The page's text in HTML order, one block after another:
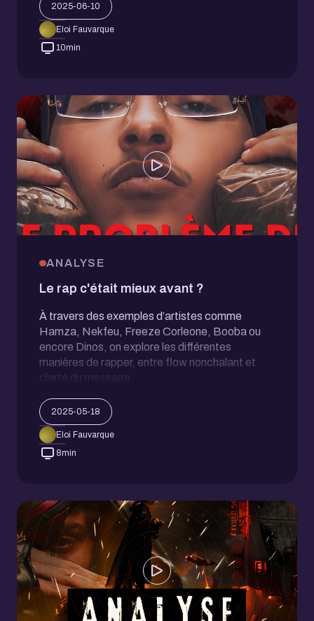
2025-06-10
Eloi Fauvarque
10min
ANALYSE
Le rap c'était mieux avant ?
À travers des exemples d’artistes comme
Hamza, Nekfeu, Freeze Corleone, Booba ou
encore Dinos, on explore les différentes
manières de rapper, entre flow nonchalant et
clarté du message.
2025-05-18
Eloi Fauvarque
8min